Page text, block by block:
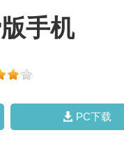
手机
PC下载